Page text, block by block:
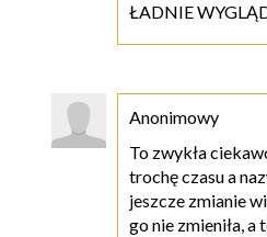
ŁADNIE
Anonimowy
To zwykła
trochę czasu a
jeszcze zmianie
go nie zmieniła,